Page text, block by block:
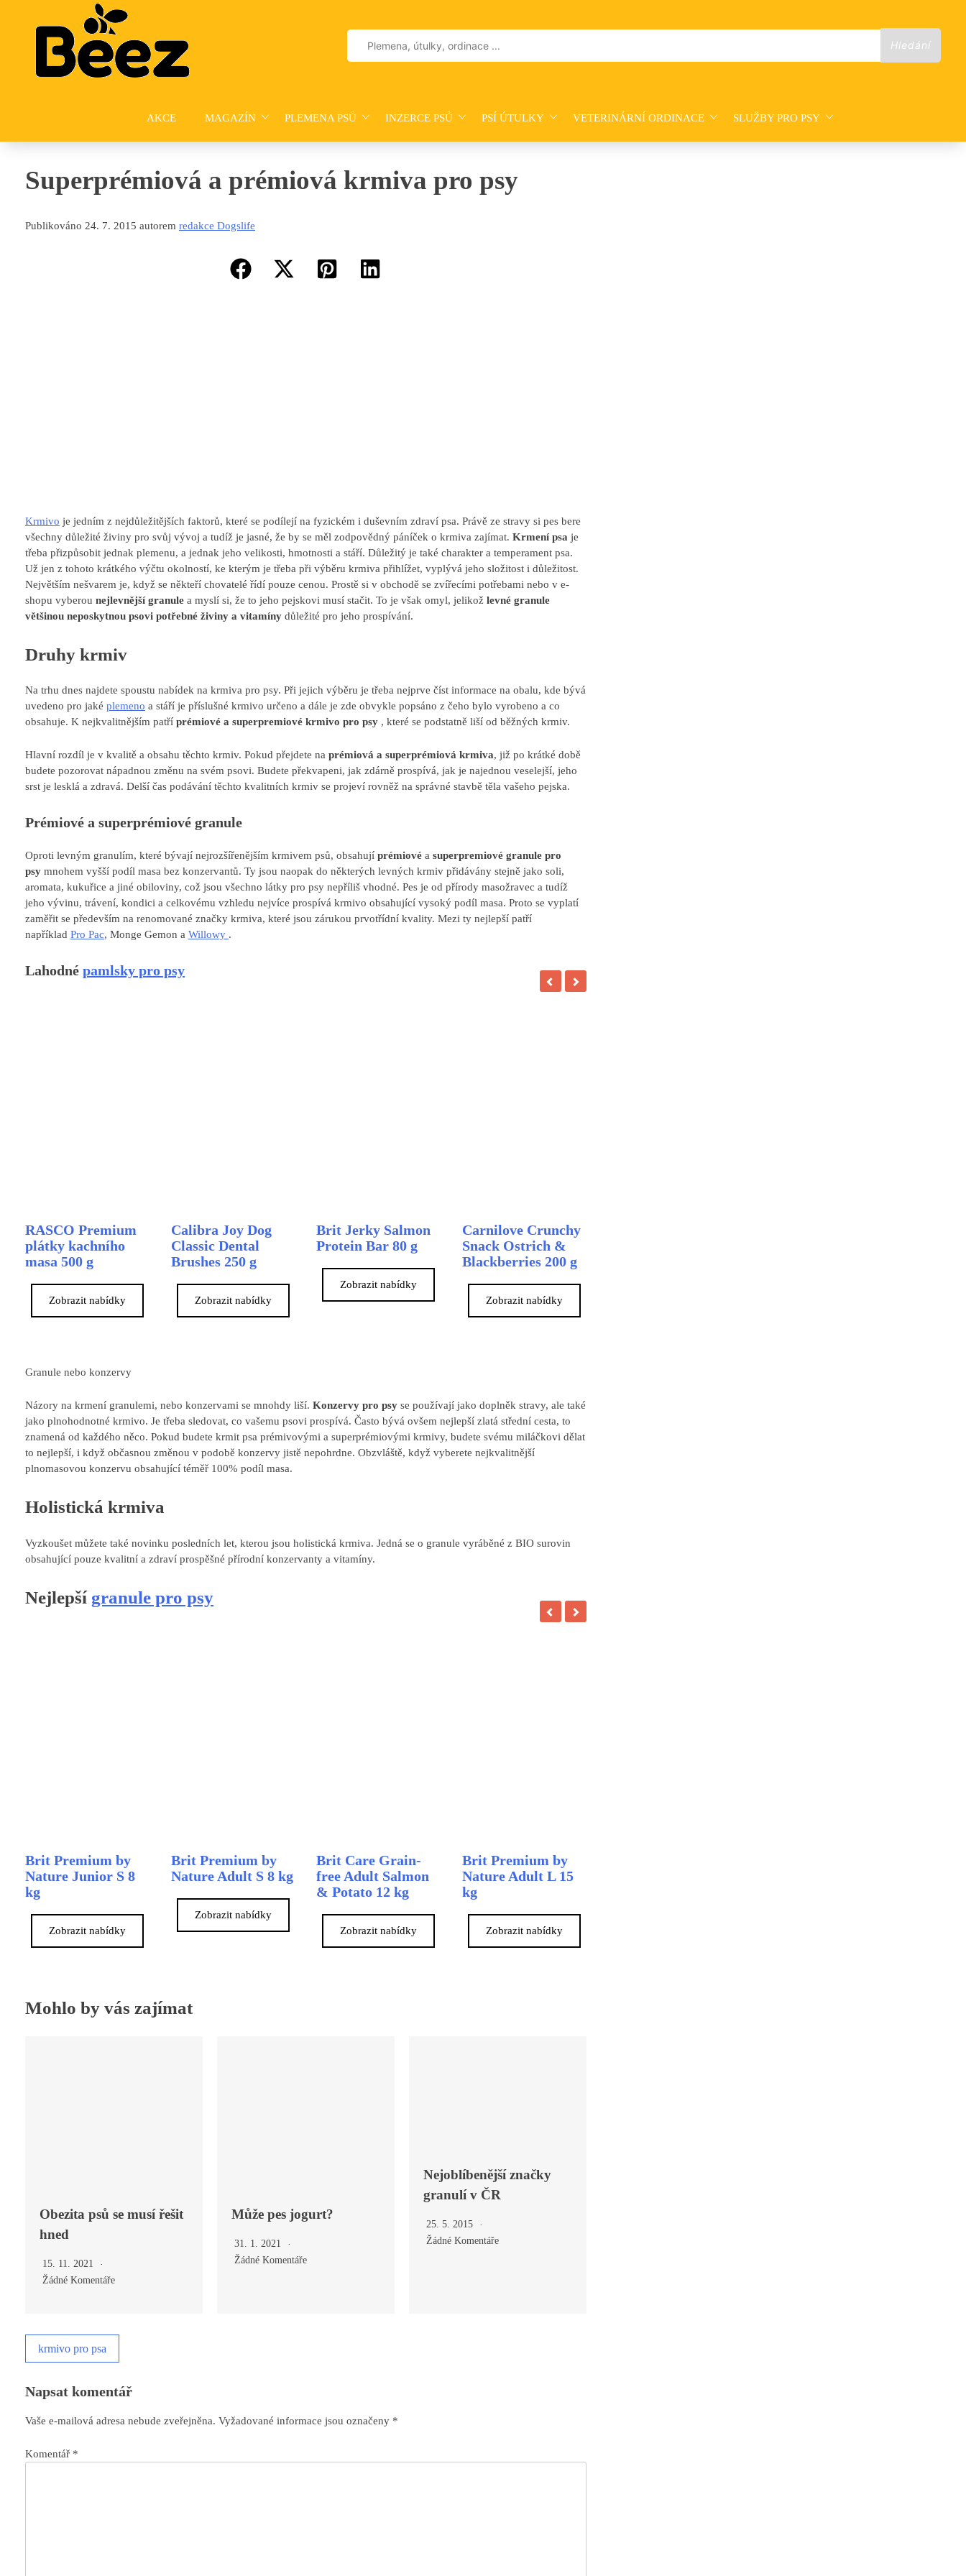
Vyhledávání
AKCE MAGAZÍN PLEMENA PSŮ INZERCE PSŮ PSÍ ÚTULKY VETERINÁRNÍ ORDINACE SLUŽBY PRO PSY
Superprémiová a prémiová krmiva pro psy
Publikováno 24. 7. 2015 autorem redakce Dogslife
Krmivo je jedním z nejdůležitějších faktorů, které se podílejí na fyzickém i duševním zdraví psa. Právě ze stravy si pes bere
všechny důležité živiny pro svůj vývoj a tudíž je jasné, že by se měl zodpovědný páníček o krmiva zajímat. Krmení psa je
třeba přizpůsobit jednak plemenu, a jednak jeho velikosti, hmotnosti a stáří. Důležitý je také charakter a temperament psa.
Už jen z tohoto krátkého výčtu okolností, ke kterým je třeba při výběru krmiva přihlížet, vyplývá jeho složitost i důležitost.
Největším nešvarem je, když se někteří chovatelé řídí pouze cenou. Prostě si v obchodě se zvířecími potřebami nebo v e-
shopu vyberou nejlevnější granule a myslí si, že to jeho pejskovi musí stačit. To je však omyl, jelikož levné granule
většinou neposkytnou psovi potřebné živiny a vitamíny důležité pro jeho prospívání.
Druhy krmiv
Na trhu dnes najdete spoustu nabídek na krmiva pro psy. Při jejich výběru je třeba nejprve číst informace na obalu, kde bývá
uvedeno pro jaké plemeno a stáří je příslušné krmivo určeno a dále je zde obvykle popsáno z čeho bylo vyrobeno a co
obsahuje. K nejkvalitnějším patří prémiové a superpremiové krmivo pro psy , které se podstatně liší od běžných krmiv.
Hlavní rozdíl je v kvalitě a obsahu těchto krmiv. Pokud přejdete na prémiová a superprémiová krmiva, již po krátké době
budete pozorovat nápadnou změnu na svém psovi. Budete překvapeni, jak zdárně prospívá, jak je najednou veselejší, jeho
srst je lesklá a zdravá. Delší čas podávání těchto kvalitních krmiv se projeví rovněž na správné stavbě těla vašeho pejska.
Prémiové a superprémiové granule
Oproti levným granulím, které bývají nejrozšířenějším krmivem psů, obsahují prémiové a superpremiové granule pro
psy mnohem vyšší podíl masa bez konzervantů. Ty jsou naopak do některých levných krmiv přidávány stejně jako soli,
aromata, kukuřice a jiné obiloviny, což jsou všechno látky pro psy nepříliš vhodné. Pes je od přírody masožravec a tudíž
jeho vývinu, trávení, kondici a celkovému vzhledu nejvíce prospívá krmivo obsahující vysoký podíl masa. Proto se vyplatí
zaměřit se především na renomované značky krmiva, které jsou zárukou prvotřídní kvality. Mezi ty nejlepší patří
například Pro Pac, Monge Gemon a Willowy .
Lahodné pamlsky pro psy
RASCO Premium
plátky kachního
masa 500 g
Zobrazit nabídky
Calibra Joy Dog
Classic Dental
Brushes 250 g
Zobrazit nabídky
Brit Jerky Salmon
Protein Bar 80 g
Zobrazit nabídky
Carnilove Crunchy
Snack Ostrich &
Blackberries 200 g
Zobrazit nabídky
Granule nebo konzervy
Názory na krmení granulemi, nebo konzervami se mnohdy liší. Konzervy pro psy se používají jako doplněk stravy, ale také
jako plnohodnotné krmivo. Je třeba sledovat, co vašemu psovi prospívá. Často bývá ovšem nejlepší zlatá střední cesta, to
znamená od každého něco. Pokud budete krmit psa prémivovými a superprémiovými krmivy, budete svému miláčkovi dělat
to nejlepší, i když občasnou změnou v podobě konzervy jistě nepohrdne. Obzvláště, když vyberete nejkvalitnější
plnomasovou konzervu obsahující téměř 100% podíl masa.
Holistická krmiva
Vyzkoušet můžete také novinku posledních let, kterou jsou holistická krmiva. Jedná se o granule vyráběné z BIO surovin
obsahující pouze kvalitní a zdraví prospěšné přírodní konzervanty a vitamíny.
Nejlepší granule pro psy
Brit Premium by
Nature Junior S 8
kg
Zobrazit nabídky
Brit Premium by
Nature Adult S 8 kg
Zobrazit nabídky
Brit Care Grain-
free Adult Salmon
& Potato 12 kg
Zobrazit nabídky
Brit Premium by
Nature Adult L 15
kg
Zobrazit nabídky
Mohlo by vás zajímat
Obezita psů se musí řešit
hned
15. 11. 2021
Žádné Komentáře
Může pes jogurt?
31. 1. 2021
Žádné Komentáře
Nejoblíbenější značky
granulí v ČR
25. 5. 2015
Žádné Komentáře
krmivo pro psa
Napsat komentář
Vaše e-mailová adresa nebude zveřejněna. Vyžadované informace jsou označeny *
Komentář *